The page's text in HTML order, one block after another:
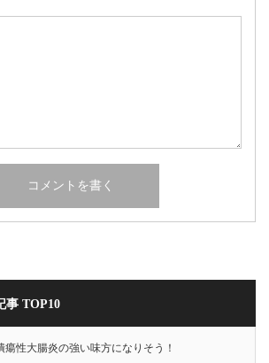
事 TOP10
瘍性大腸炎の強い味方になりそう！